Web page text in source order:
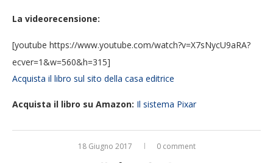
La videorecensione:
[youtube https://www.youtube.com/watch?v=X7sNycU9aRA?
ecver=1&w=560&h=315]
Acquista il libro sul sito della casa editrice
Acquista il libro su Amazon: Il sistema Pixar
18 Giugno 2017 0 comment